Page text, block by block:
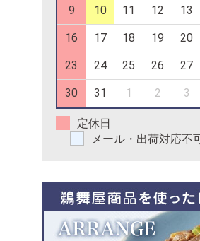
9 10 11 12 13
16 17 18 19 20
23 24 25 26 27
30 31 1 2 3
定休日
メール・出荷対応不